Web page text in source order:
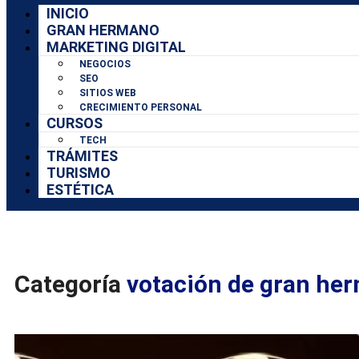
INICIO
GRAN HERMANO
MARKETING DIGITAL
NEGOCIOS
SEO
SITIOS WEB
CRECIMIENTO PERSONAL
CURSOS
TECH
TRÁMITES
TURISMO
ESTÉTICA
Categoría votación de gran